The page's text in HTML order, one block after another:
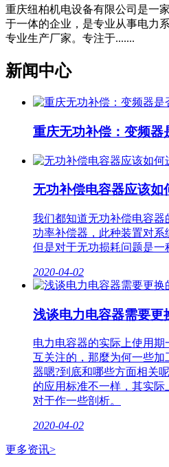
重庆纽柏机电设备有限公司是一
于一体的企业，是专业从事电力
专业生产厂家。专注于.......
新闻中心
重庆无功补偿：变频
无功补偿电容器应该
我们都知道无功补偿电容
功率补偿器，此种装置对系
但是对于无功损耗问题是一
2020-04-02
浅谈电力电容器需要更
电力电容器的实际上使用
互关注的，那麼为何一些
器嗯?到底和哪些方面相关
的应用标准不一样，其实
对于作一些剖析。
2020-04-02
更多资讯>